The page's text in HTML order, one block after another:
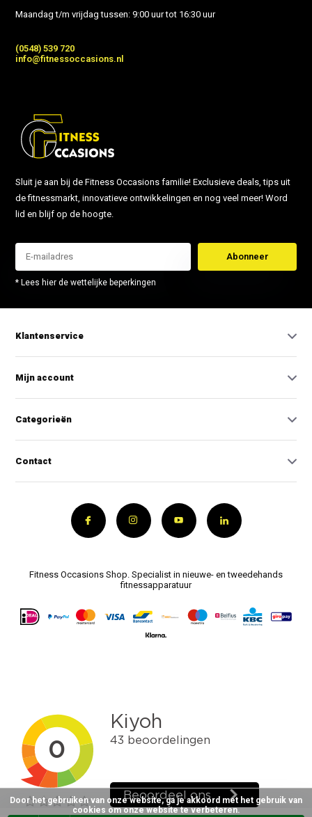
Maandag t/m vrijdag tussen: 9:00 uur tot 16:30 uur
(0548) 539 720
info@fitnessoccasions.nl
Sluit je aan bij de Fitness Occasions familie! Exclusieve deals, tips uit
de fitnessmarkt, innovatieve ontwikkelingen en nog veel meer! Word
lid en blijf op de hoogte.
Abonneer
* Lees hier de wettelijke beperkingen
Klantenservice
Mijn account
Categorieën
Contact
Fitness Occasions Shop. Specialist in nieuwe- en tweedehands
fitnessapparatuur
Door het gebruiken van onze website, ga je akkoord met het gebruik van
cookies om onze website te verbeteren.